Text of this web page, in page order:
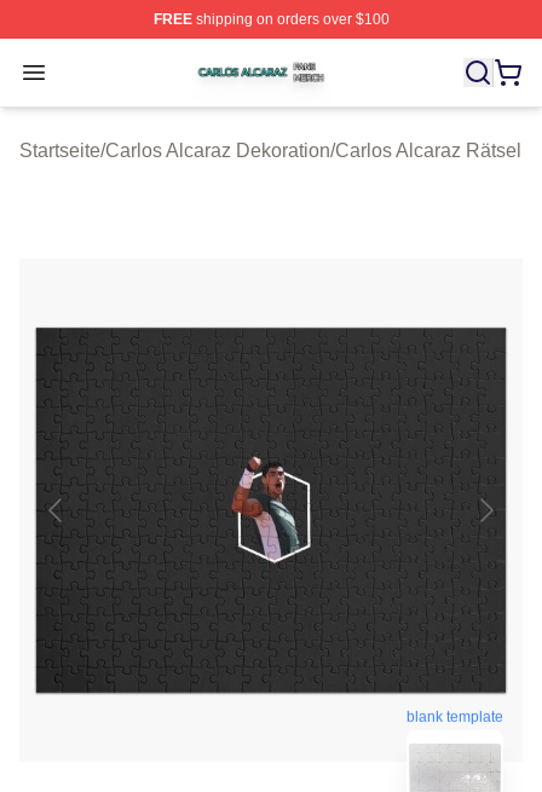
FREEshipping on orders over $100
Open menu
Carlos Alcaraz Shop ⚡️ Officially Licensed Carlos
Startseite/Carlos Alcaraz Dekoration/Carlos Alcaraz Rätsel
blank template